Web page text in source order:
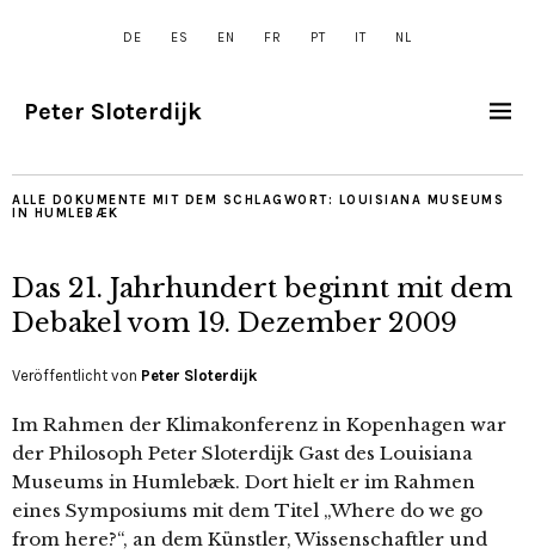
DE ES EN FR PT IT NL
Peter Sloterdijk
ALLE DOKUMENTE MIT DEM SCHLAGWORT: LOUISIANA MUSEUMS
IN HUMLEBÆK
Das 21. Jahrhundert beginnt mit dem
Debakel vom 19. Dezember 2009
Veröffentlicht von Peter Sloterdijk
Im Rahmen der Klimakonferenz in Kopenhagen war
der Philosoph Peter Sloterdijk Gast des Louisiana
Museums in Humlebæk. Dort hielt er im Rahmen
eines Symposiums mit dem Titel „Where do we go
from here?“, an dem Künstler, Wissenschaftler und